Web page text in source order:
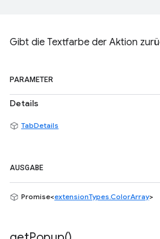
Gibt die Textfarbe der Aktion
PARAMETER
Details
TabDetails
AUSGABE
Promise<extensionTypes.ColorArray>